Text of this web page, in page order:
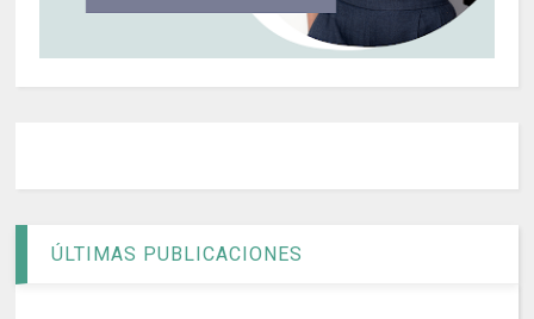
ÚLTIMAS PUBLICACIONES